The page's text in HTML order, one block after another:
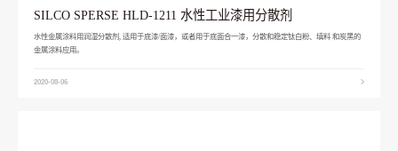
SILCO SPERSE HLD-1211 水性工业漆用分散剂
水性金属涂料用润湿分散剂, 适用于底漆/面漆，或者用于底面合一漆，分散和稳定钛白粉、填料 和炭黑的
金属涂料应用。
2020-08-06